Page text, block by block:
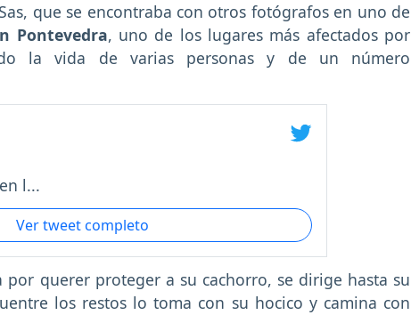
que se encontraba con otros fotógrafos en uno de
Pontevedra, uno de los lugares más afectados por
la vida de varias personas y de un número
l...
Ver tweet completo
querer proteger a su cachorro, se dirige hasta su
los restos lo toma con su hocico y camina con